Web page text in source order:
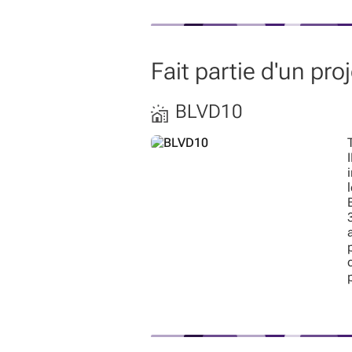
Fait partie d'un
BLVD10